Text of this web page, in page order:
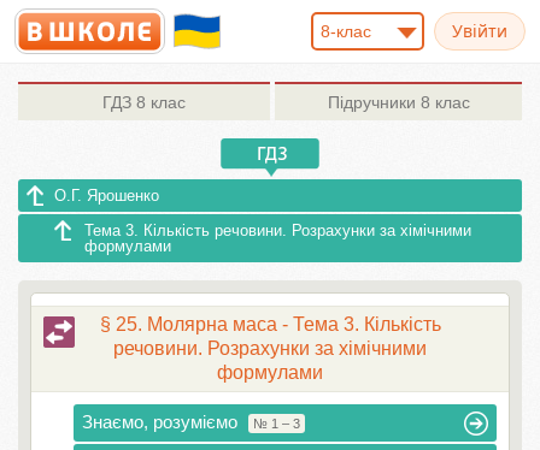
8-клас
ГДЗ 8 клас Підручники 8 клас
О.Г. Ярошенко
Тема 3. Кількість речовини. Розрахунки за хімічними
формулами
§ 25. Молярна маса - Тема 3. Кількість
речовини. Розрахунки за хімічними
формулами
Знаємо, розуміємо № 1 – 3